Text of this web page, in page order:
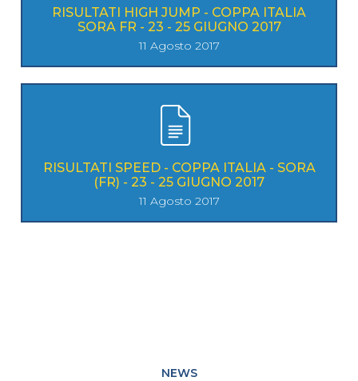
RISULTATI HIGH JUMP - COPPA ITALIA
SORA FR - 23 - 25 GIUGNO 2017
11 Agosto 2017
RISULTATI SPEED - COPPA ITALIA - SORA
(FR) - 23 - 25 GIUGNO 2017
11 Agosto 2017
NEWS